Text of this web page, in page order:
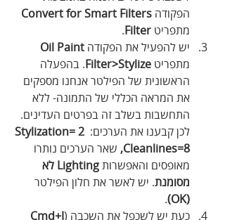
הפקודה Convert for Smart Filters
מתפריט Filter
.
יש להפעיל את הפקודה Oil Paint
מתפריט Filter>Stylize. בהפעלה
הראשונית של הפילטר אנחנו מספקים
את המראה הכללי של התמונה- ללא
התחשבות בשלב זה בפרטים העדינים.
לכן קבענו את הערכים: Stylization= 2
,Cleanlines=8 שאר הערכים נותרו
מאופסים והאפשרות
Lighting לא
מסומנת. יש לאשר את חלון הפילטר
(OK)
.
כעת יש לשכפל את השכבה (Cmd+J